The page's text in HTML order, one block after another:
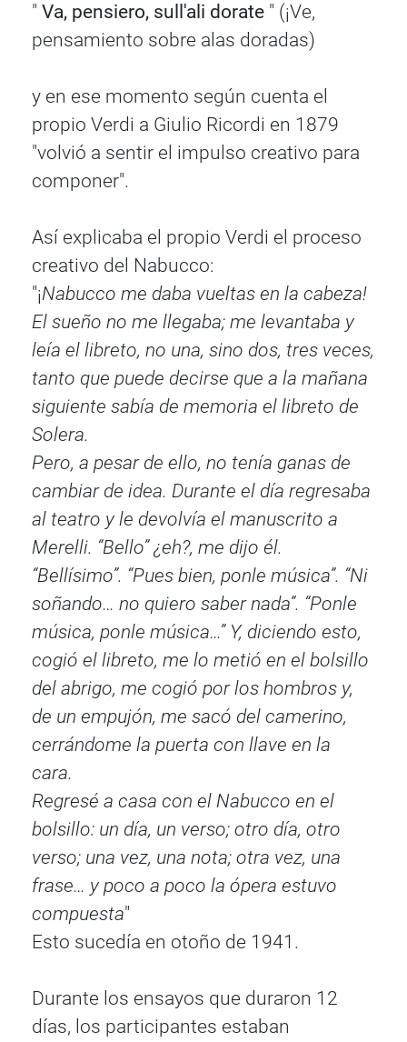
" Va, pensiero, sull'ali dorate " (¡Ve,
pensamiento sobre alas doradas)
y en ese momento según cuenta el
propio Verdi a Giulio Ricordi en 1879
"volvió a sentir el impulso creativo para
componer".
Así explicaba el propio Verdi el proceso
creativo del Nabucco:
"¡Nabucco me daba vueltas en la cabeza!
El sueño no me llegaba; me levantaba y
leía el libreto, no una, sino dos, tres veces,
tanto que puede decirse que a la mañana
siguiente sabía de memoria el libreto de
Solera.
Pero, a pesar de ello, no tenía ganas de
cambiar de idea. Durante el día regresaba
al teatro y le devolvía el manuscrito a
Merelli. “Bello” ¿eh?, me dijo él.
“Bellísimo”. “Pues bien, ponle música”. “Ni
soñando… no quiero saber nada”. “Ponle
música, ponle música…” Y, diciendo esto,
cogió el libreto, me lo metió en el bolsillo
del abrigo, me cogió por los hombros y,
de un empujón, me sacó del camerino,
cerrándome la puerta con llave en la
cara.
Regresé a casa con el Nabucco en el
bolsillo: un día, un verso; otro día, otro
verso; una vez, una nota; otra vez, una
frase… y poco a poco la ópera estuvo
compuesta"
Esto sucedía en otoño de 1941.
Durante los ensayos que duraron 12
días, los participantes estaban